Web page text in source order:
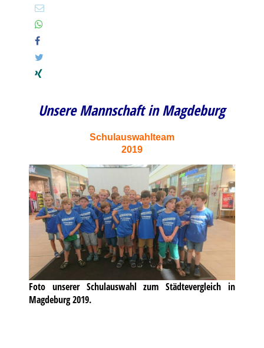
Unsere Mannschaft in Magdeburg
Schulauswahlteam
2019
Foto unserer Schulauswahl zum Städtevergleich in
Magdeburg 2019.